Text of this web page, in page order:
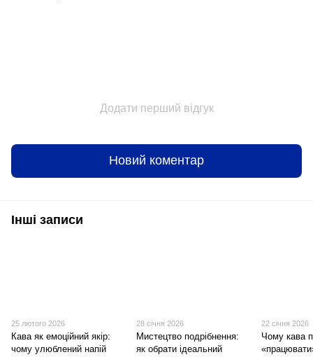
Додати перший відгук
Новий коментар
Інші записи
25 лютого 2026
Кава як емоційний якір:
чому улюблений напій
28 січня 2026
Мистецтво подрібнення:
як обрати ідеальний
22 січня 2026
Чому кава